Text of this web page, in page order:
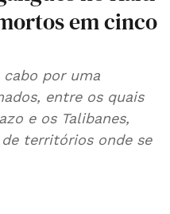
em cinco
cabo por uma
entre os quais
e os Talibanes,
territórios onde se